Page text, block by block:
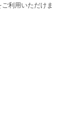
利用いただけま